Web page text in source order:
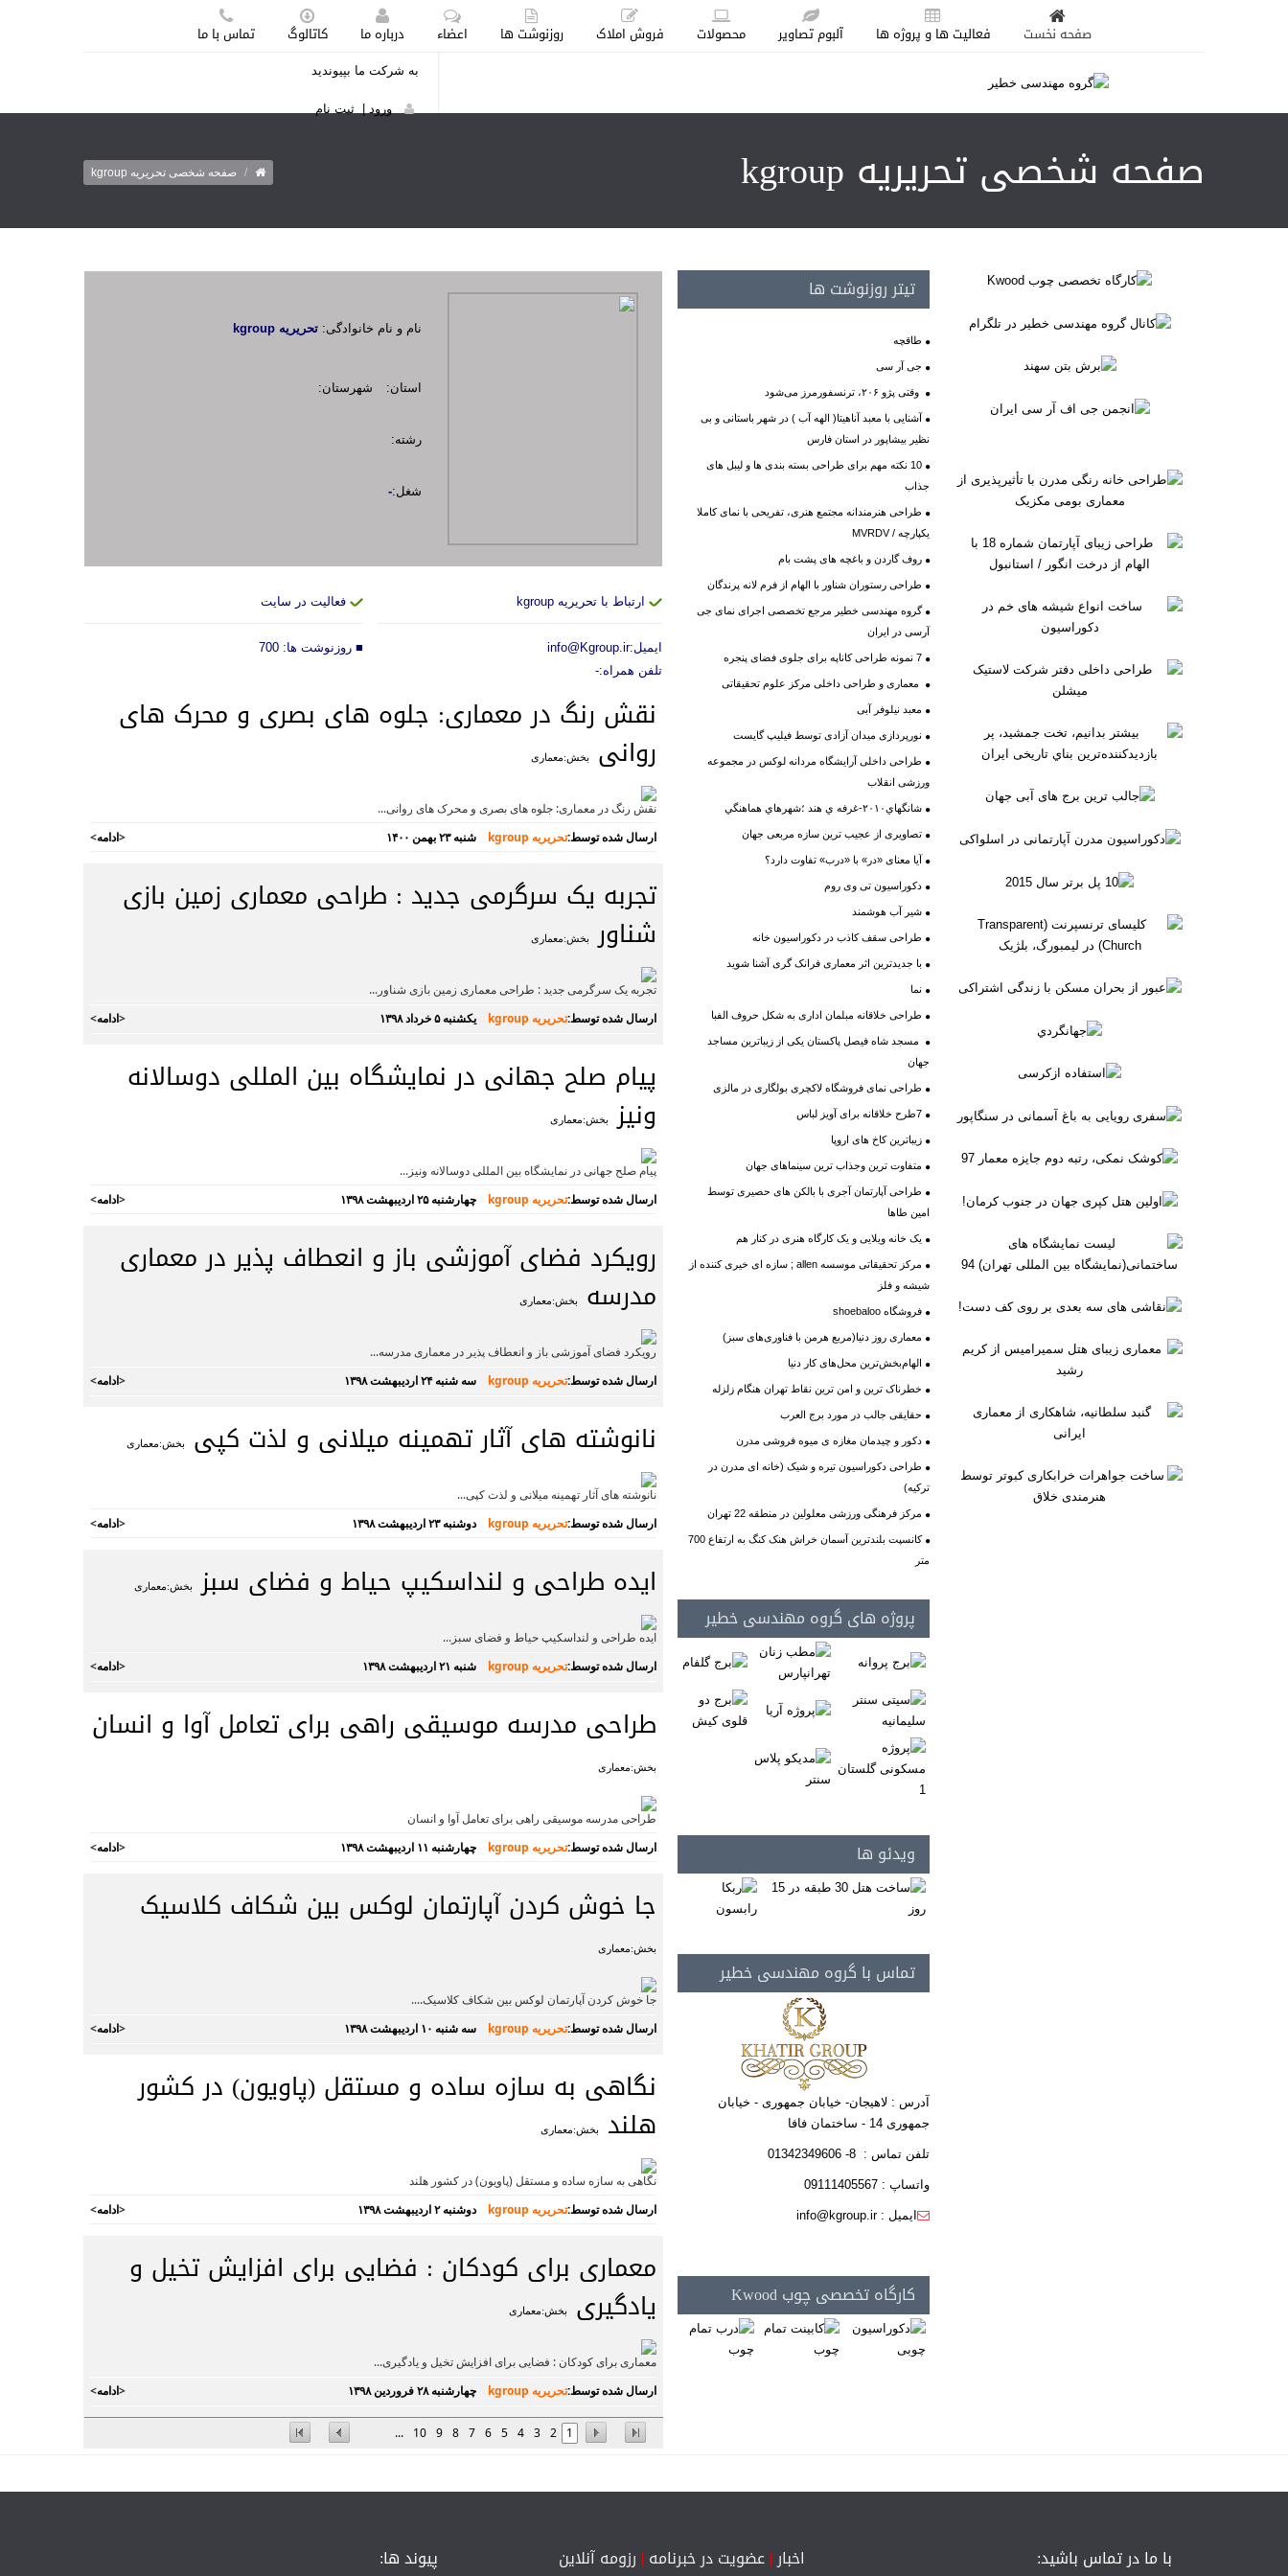
صفحه نخست فعالیت ها و پروژه ها آلبوم تصاویر محصولات فروش املاک روزنوشت ها اعضاء درباره ما کاتالوگ تماس با ما
به شرکت ما بپیوندید
ورود |ثبت نام
صفحه شخصی تحریریه kgroup / صفحه شخصی تحریریه kgroup
نام و نام خانوادگی: تحریریه kgroup
استان: شهرستان:
رشته:
شغل:-
ارتباط با تحریریه kgroup فعالیت در سایت
ایمیل:info@Kgroup.ir ■ روزنوشت ها: 700
تلفن همراه:-
1
2
3
4
5
6
7
8
9
10
...
نقش رنگ در معماری: جلوه های بصری و محرک های
روانی
بخش:معماری
نقش رنگ در معماری: جلوه های بصری و محرک های روانی...
ارسال شده توسط:تحریریه kgroup شنبه ۲۳ بهمن ۱۴۰۰ <ادامه>
تجربه یک سرگرمی جدید : طراحی معماری زمین بازی
شناور
بخش:معماری
تجربه یک سرگرمی جدید : طراحی معماری زمین بازی شناور...
ارسال شده توسط:تحریریه kgroup یکشنبه ۵ خرداد ۱۳۹۸ <ادامه>
پیام صلح جهانی در نمایشگاه بین المللی دوسالانه
ونیز
بخش:معماری
پیام صلح جهانی در نمایشگاه بین المللی دوسالانه ونیز...
ارسال شده توسط:تحریریه kgroup چهارشنبه ۲۵ اردیبهشت ۱۳۹۸ <ادامه>
رویکرد فضای آموزشی باز و انعطاف پذیر در معماری
مدرسه
بخش:معماری
رویکرد فضای آموزشی باز و انعطاف پذیر در معماری مدرسه...
ارسال شده توسط:تحریریه kgroup سه شنبه ۲۴ اردیبهشت ۱۳۹۸ <ادامه>
نانوشته های آثار تهمینه میلانی و لذت کپی بخش:معماری
نانوشته های آثار تهمینه میلانی و لذت کپی...
ارسال شده توسط:تحریریه kgroup دوشنبه ۲۳ اردیبهشت ۱۳۹۸ <ادامه>
ایده طراحی و لنداسکیپ حیاط و فضای سبز بخش:معماری
ایده طراحی و لنداسکیپ حیاط و فضای سبز...
ارسال شده توسط:تحریریه kgroup شنبه ۲۱ اردیبهشت ۱۳۹۸ <ادامه>
طراحی مدرسه موسیقی راهی برای تعامل آوا و انسان
بخش:معماری
طراحی مدرسه موسیقی راهی برای تعامل آوا و انسان
ارسال شده توسط:تحریریه kgroup چهارشنبه ۱۱ اردیبهشت ۱۳۹۸ <ادامه>
جا خوش کردن آپارتمان لوکس بین شکاف کلاسیک
بخش:معماری
جا خوش کردن آپارتمان لوکس بین شکاف کلاسیک....
ارسال شده توسط:تحریریه kgroup سه شنبه ۱۰ اردیبهشت ۱۳۹۸ <ادامه>
نگاهی به سازه ساده و مستقل (پاویون) در کشور
هلند
بخش:معماری
نگاهی به سازه ساده و مستقل (پاویون) در کشور هلند
ارسال شده توسط:تحریریه kgroup دوشنبه ۲ اردیبهشت ۱۳۹۸ <ادامه>
معماری برای کودکان : فضایی برای افزایش تخیل و
یادگیری
بخش:معماری
معماری برای کودکان : فضایی برای افزایش تخیل و یادگیری...
ارسال شده توسط:تحریریه kgroup چهارشنبه ۲۸ فروردین ۱۳۹۸ <ادامه>
تیتر روزنوشت ها
طاقچه
جی آر سی
وقتی پژو ۲۰۶، ترنسفورمرز می‌شود
آشنایی با معبد آناهیتا( الهه آب ) در شهر باستانی و بی
نظیر بیشاپور در استان فارس
10 نکته مهم برای طراحی بسته بندی ها و لیبل های
جذاب
طراحی هنرمندانه مجتمع هنری، تفریحی با نمای کاملا
یکپارچه / MVRDV
روف گاردن و باغچه های پشت بام
طراحی رستوران شناور با الهام از فرم لانه پرندگان
گروه مهندسی خطیر مرجع تخصصی اجرای نمای جی
آرسی در ایران
7 نمونه طراحی کاناپه برای جلوی فضای پنجره
معماری و طراحی داخلی مرکز علوم تحقیقاتی
معبد نيلوفر آبی
نورپردازی میدان آزادی توسط فیلیپ گایست
طراحی داخلی آرایشگاه مردانه لوکس در مجموعه
ورزشی انقلاب
شانگهاي۲۰۱۰-غرفه ي هند ؛شهرهاي هماهنگي
تصاویری از عجیب ترین سازه مربعی جهان
آیا معنای «در» با «درب» تفاوت دارد؟
دکوراسیون تی وی روم
شیر آب هوشمند
طراحی سقف کاذب در دکوراسیون خانه
با جدیدترین اثر معماری فرانک گری آشنا شوید
نما
طراحی خلاقانه مبلمان اداری به شکل حروف الفبا
مسجد شاه فیصل پاکستان یکی از زیباترین مساجد
جهان
طراحی نمای فروشگاه لاکچری بولگاری در مالزی
7طرح خلاقانه برای آویز لباس
زیباترین کاخ های اروپا
متفاوت ترین وجذاب ترین سینماهای جهان
طراحی آپارتمان آجری با بالکن های حصیری توسط
امین طاها
یک خانه ویلایی و یک کارگاه هنری در کنار هم
مرکز تحقیقاتی موسسه allen ; سازه ای خیری کننده از
شیشه و فلز
فروشگاه shoebaloo
معماری روز دنیا(مربع هرمن با فناوری‌های سبز)
الهام‌بخش‌ترین محل‌های کار دنیا
خطرناک ترین و امن ترین نقاط تهران هنگام زلزله
حقایقی جالب در مورد برج العرب
دکور و چیدمان مغازه ی میوه فروشی مدرن
طراحی دکوراسیون تیره و شیک (خانه ای مدرن در
ترکیه)
مرکز فرهنگی ورزشی معلولین در منطقه 22 تهران
کانسپت بلندترین آسمان خراش هنک کنگ به ارتفاع 700
متر
پروژه های گروه مهندسی خطیر
ویدئو ها
تماس با گروه مهندسی خطیر
آدرس : لاهیجان- خیابان جمهوری - خیابان
جمهوری 14 - ساختمان فافا
تلفن تماس : 8- 01342349606
واتساپ : 09111405567
ایمیل : info@kgroup.ir
کارگاه تخصصی چوب Kwood
پیوند ها: اخبار|عضویت در خبرنامه | رزومه آنلاین با ما در تماس باشید: